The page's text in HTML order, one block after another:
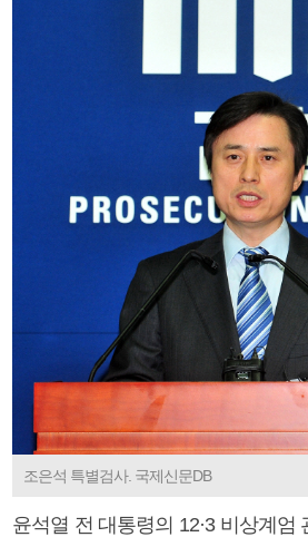
조은석 특별검사. 국제신문DB
윤석열 전 대통령의 12·3 비상계엄